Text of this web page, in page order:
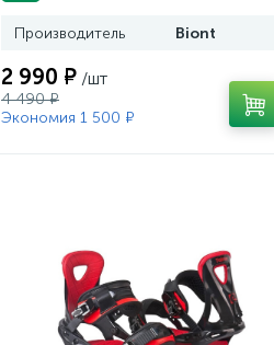
Производитель Biont
2 990 ₽ /шт
4 490 ₽
Экономия 1 500 ₽